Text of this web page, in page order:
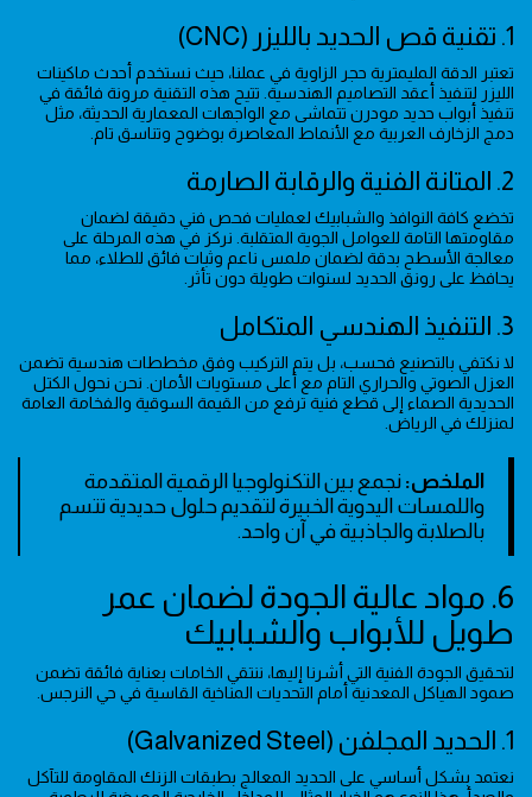
1. تقنية قص الحديد بالليزر (CNC)
تعتبر الدقة المليمترية حجر الزاوية في عملنا، حيث نستخدم أحدث ماكينات
الليزر لتنفيذ أعقد التصاميم الهندسية. تتيح هذه التقنية مرونة فائقة في
تنفيذ أبواب حديد مودرن تتماشى مع الواجهات المعمارية الحديثة، مثل
دمج الزخارف العربية مع الأنماط المعاصرة بوضوح وتناسق تام.
2. المتانة الفنية والرقابة الصارمة
تخضع كافة النوافذ والشبابيك لعمليات فحص فني دقيقة لضمان
مقاومتها التامة للعوامل الجوية المتقلبة. نركز في هذه المرحلة على
معالجة الأسطح بدقة لضمان ملمس ناعم وثبات فائق للطلاء، مما
يحافظ على رونق الحديد لسنوات طويلة دون تأثر.
3. التنفيذ الهندسي المتكامل
لا نكتفي بالتصنيع فحسب، بل يتم التركيب وفق مخططات هندسية تضمن
العزل الصوتي والحراري التام مع أعلى مستويات الأمان. نحن نحول الكتل
الحديدية الصماء إلى قطع فنية ترفع من القيمة السوقية والفخامة العامة
لمنزلك في الرياض.
الملخص: نجمع بين التكنولوجيا الرقمية المتقدمة
واللمسات اليدوية الخبيرة لتقديم حلول حديدية تتسم
بالصلابة والجاذبية في آن واحد.
6. مواد عالية الجودة لضمان عمر
طويل للأبواب والشبابيك
لتحقيق الجودة الفنية التي أشرنا إليها، ننتقي الخامات بعناية فائقة تضمن
صمود الهياكل المعدنية أمام التحديات المناخية القاسية في حي النرجس.
1. الحديد المجلفن (Galvanized Steel)
نعتمد بشكل أساسي على الحديد المعالج بطبقات الزنك المقاومة للتآكل